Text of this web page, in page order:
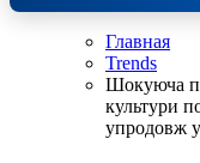
Главная
Trends
Шокуюча
культури
упродовж